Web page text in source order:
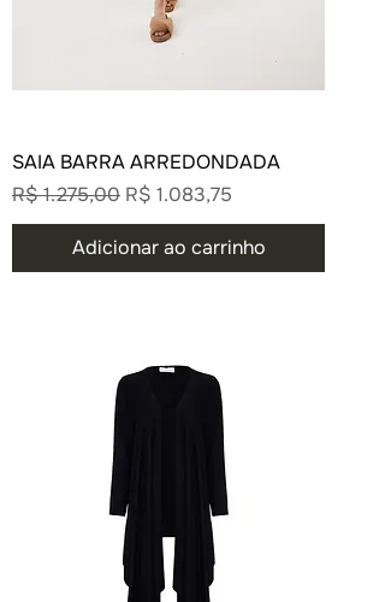
SAIA BARRA ARREDONDADA
Preço normal
R$ 1.275,00 Preço promocional
R$ 1.083,75
Adicionar ao carrinho